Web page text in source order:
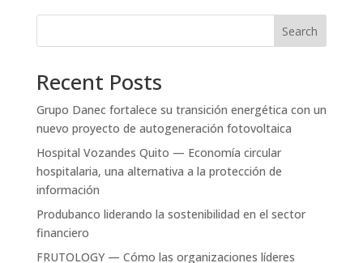
Search
Recent Posts
Grupo Danec fortalece su transición energética con un
nuevo proyecto de autogeneración fotovoltaica
Hospital Vozandes Quito — Economía circular
hospitalaria, una alternativa a la protección de
información
Produbanco liderando la sostenibilidad en el sector
financiero
FRUTOLOGY — Cómo las organizaciones líderes